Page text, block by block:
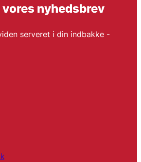
nyhedsbrev
serveret i din indbakke -